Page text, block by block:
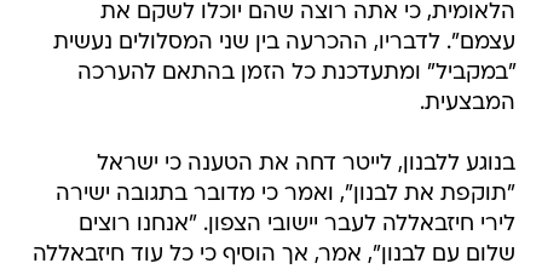
הלאומית, כי אתה רוצה שהם יוכלו לשקם את
עצמם". לדבריו, ההכרעה בין שני המסלולים נעשית
"במקביל" ומתעדכנת כל הזמן בהתאם להערכה
המבצעית.
בנוגע ללבנון, לייטר דחה את הטענה כי ישראל
"תוקפת את לבנון", ואמר כי מדובר בתגובה ישירה
לירי חיזבאללה לעבר יישובי הצפון. "אנחנו רוצים
שלום עם לבנון", אמר, אך הוסיף כי כל עוד חיזבאללה